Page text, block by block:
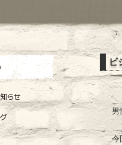
ビ
男
今